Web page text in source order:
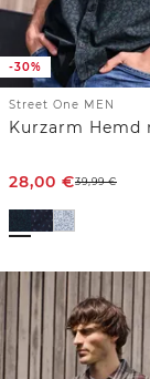
-30%
Street One MEN
28,00 €39,99€